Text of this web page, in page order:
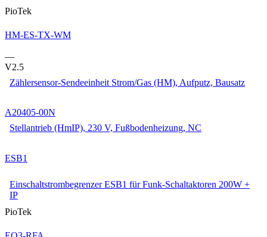
PioTek
HM-ES-TX-WM
—
V2.5
Zählersensor-Sendeeinheit Strom/Gas (HM), Aufputz, Bausatz
A20405-00N
Stellantrieb (HmIP), 230 V, Fußbodenheizung, NC
ESB1
Einschaltstrombegrenzer ESB1 für Funk-Schaltaktoren 200W +
IP
PioTek